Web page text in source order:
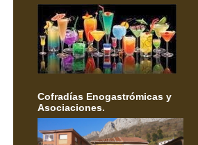
Cofradías Enogastrómicas y
Asociaciones.